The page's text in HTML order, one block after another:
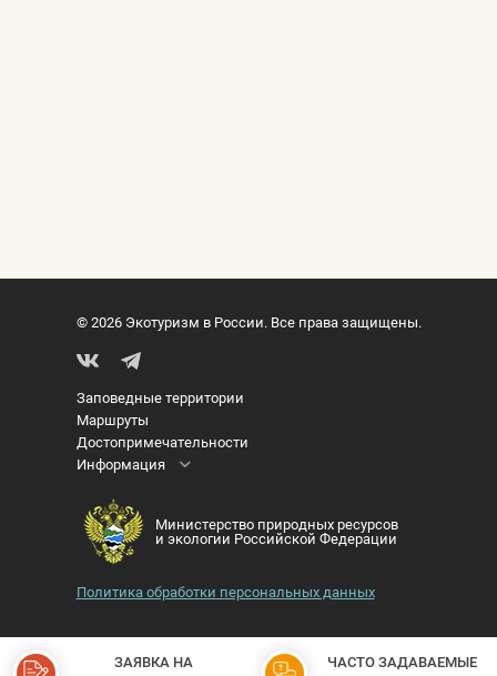
ЗАЯВКА НА
ЧАСТО ЗАДАВАЕМЫЕ
© 2026 Экотуризм в России. Все права защищены.
Заповедные территории
Маршруты
Достопримечательности
Информация
Министерство природных ресурсов
и экологии Российской Федерации
Политика обработки персональных данных